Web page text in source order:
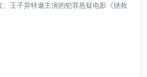
王子异特邀主演的犯罪悬疑电影《拯救